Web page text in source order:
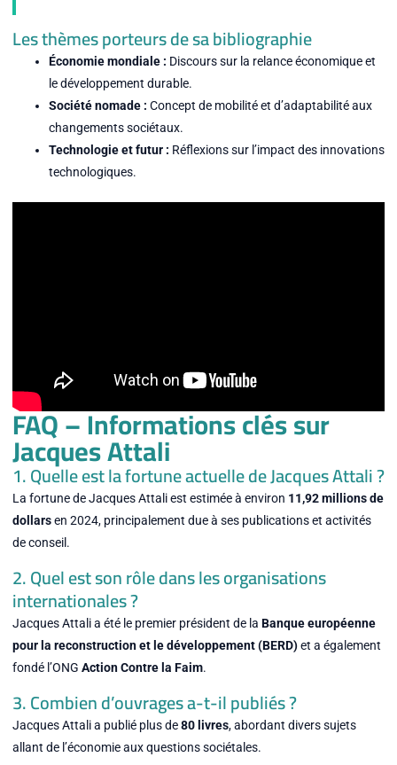
Les thèmes porteurs de sa bibliographie
Économie mondiale : Discours sur la relance économique et
le développement durable.
Société nomade : Concept de mobilité et d’adaptabilité aux
changements sociétaux.
Technologie et futur : Réflexions sur l’impact des innovations
technologiques.
FAQ – Informations clés sur
Jacques Attali
1. Quelle est la fortune actuelle de Jacques Attali ?
La fortune de Jacques Attali est estimée à environ 11,92 millions de
dollarsen 2024, principalement due à ses publications et activités
de conseil.
2. Quel est son rôle dans les organisations
internationales ?
Jacques Attali a été le premier président de la Banque européenne
pour la reconstruction et le développement (BERD)et a également
fondé l’ONG Action Contre la Faim.
3. Combien d’ouvrages a-t-il publiés ?
Jacques Attali a publié plus de80 livres, abordant divers sujets
allant de l’économie aux questions sociétales.